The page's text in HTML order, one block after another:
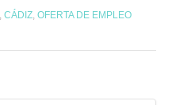
,CÁDIZ ,OFERTA DE EMPLEO